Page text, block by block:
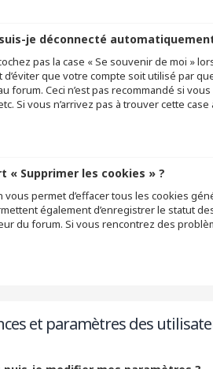
je déconnecté
pas la case « Se souvenir de moi »
d’éviter que votre compte soit utilisé par
forum. Ceci n’est pas recommandé si
Si vous n’arrivez pas à trouver cette
« Supprimer les cookies » ?
vous permet d’effacer tous les cookies
également d’enregistrer le statut
du forum. Si vous rencontrez des
et paramètres des